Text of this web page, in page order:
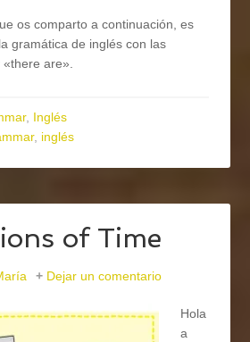
os comparto a continuación, es
gramática de inglés con las
are».
, Inglés
, inglés
of Time
Dejar un comentario
Hola
a